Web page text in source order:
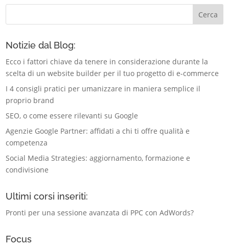
Notizie dal Blog:
Ecco i fattori chiave da tenere in considerazione durante la
scelta di un website builder per il tuo progetto di e-commerce
I 4 consigli pratici per umanizzare in maniera semplice il
proprio brand
SEO, o come essere rilevanti su Google
Agenzie Google Partner: affidati a chi ti offre qualità e
competenza
Social Media Strategies: aggiornamento, formazione e
condivisione
Ultimi corsi inseriti:
Pronti per una sessione avanzata di PPC con AdWords?
Focus